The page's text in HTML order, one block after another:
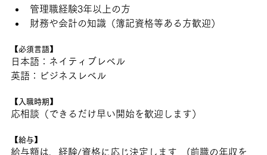
管理職経験3年以上の方
財務や会計の知識（簿記資格等ある方歓迎）
【必須言語】
日本語：ネイティブレベル
英語：ビジネスレベル
【入職時期】
応相談（できるだけ早い開始を歓迎します）
【給与】
給与額は、経験/資格に応じ決定します　(前職の年収を